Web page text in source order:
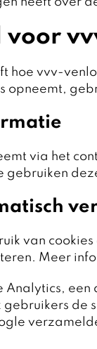
voor
hoe vvv-
opneemt,
via het
gebruiken
van
Meer
Analytics,
de